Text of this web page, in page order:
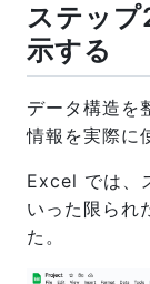
ステップ
示する
データ構造を
情報を実際に
Excel では、
いった限られ
た。